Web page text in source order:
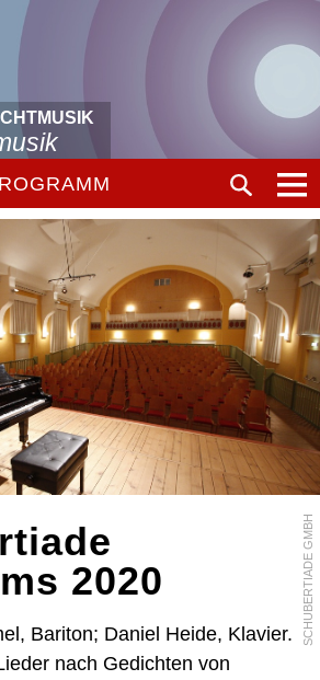
SCHUBERTIADE GMBH
2020
Bariton; Daniel Heide, Klavier.
nach Gedichten von